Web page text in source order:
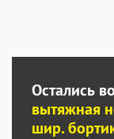
Остались
вытяжная
шир.